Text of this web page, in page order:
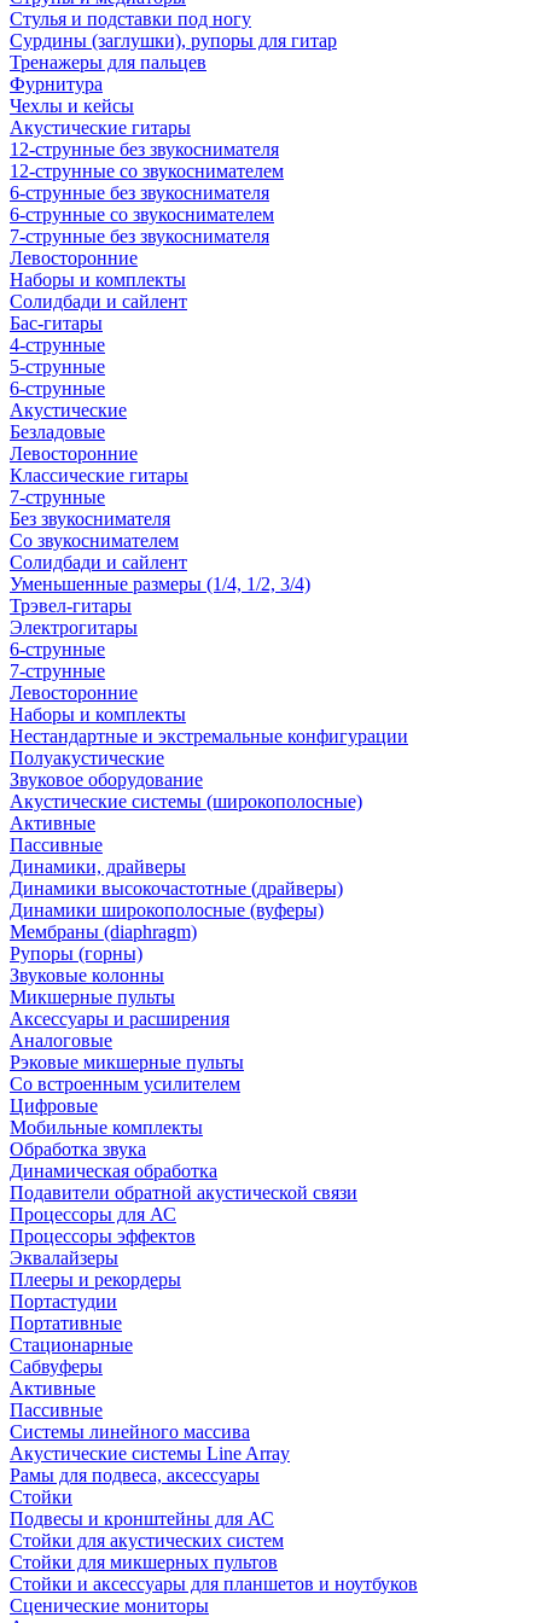
Стулья и подставки под ногу
Сурдины (заглушки), рупоры для гитар
Тренажеры для пальцев
Фурнитура
Чехлы и кейсы
Акустические гитары
12-струнные без звукоснимателя
12-струнные со звукоснимателем
6-струнные без звукоснимателя
6-струнные со звукоснимателем
7-струнные без звукоснимателя
Левосторонние
Наборы и комплекты
Солидбади и сайлент
Бас-гитары
4-струнные
5-струнные
6-струнные
Акустические
Безладовые
Левосторонние
Классические гитары
7-струнные
Без звукоснимателя
Со звукоснимателем
Солидбади и сайлент
Уменьшенные размеры (1/4, 1/2, 3/4)
Трэвел-гитары
Электрогитары
6-струнные
7-струнные
Левосторонние
Наборы и комплекты
Нестандартные и экстремальные конфигурации
Полуакустические
Звуковое оборудование
Акустические системы (широкополосные)
Активные
Пассивные
Динамики, драйверы
Динамики высокочастотные (драйверы)
Динамики широкополосные (вуферы)
Мембраны (diaphragm)
Рупоры (горны)
Звуковые колонны
Микшерные пульты
Аксессуары и расширения
Аналоговые
Рэковые микшерные пульты
Со встроенным усилителем
Цифровые
Мобильные комплекты
Обработка звука
Динамическая обработка
Подавители обратной акустической связи
Процессоры для АС
Процессоры эффектов
Эквалайзеры
Плееры и рекордеры
Портастудии
Портативные
Стационарные
Сабвуферы
Активные
Пассивные
Системы линейного массива
Акустические системы Line Array
Рамы для подвеса, аксессуары
Стойки
Подвесы и кронштейны для АС
Стойки для акустических систем
Стойки для микшерных пультов
Стойки и аксессуары для планшетов и ноутбуков
Сценические мониторы